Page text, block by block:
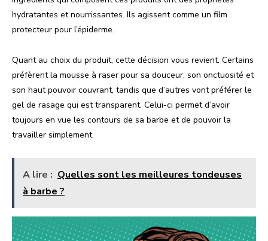
hydratantes et nourrissantes. Ils agissent comme un film
protecteur pour l’épiderme.
Quant au choix du produit, cette décision vous revient. Certains
préfèrent la mousse à raser pour sa douceur, son onctuosité et
son haut pouvoir couvrant, tandis que d’autres vont préférer le
gel de rasage qui est transparent. Celui-ci permet d’avoir
toujours en vue les contours de sa barbe et de pouvoir la
travailler simplement.
A lire : Quelles sont les meilleures tondeuses
à barbe ?